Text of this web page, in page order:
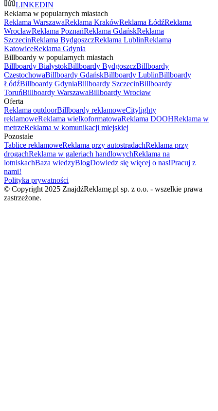
LINKEDIN
Reklama w popularnych miastach
Reklama WarszawaReklama KrakówReklama ŁódźReklama
WrocławReklama PoznańReklama GdańskReklama
SzczecinReklama BydgoszczReklama LublinReklama
KatowiceReklama Gdynia
Billboardy w popularnych miastach
Billboardy BiałystokBillboardy BydgoszczBillboardy
CzęstochowaBillboardy GdańskBillboardy LublinBillboardy
ŁódźBillboardy GdyniaBillboardy SzczecinBillboardy
ToruńBillboardy WarszawaBillboardy Wrocław
Oferta
Reklama outdoorBillboardy reklamoweCitylighty
reklamoweReklama wielkoformatowaReklama DOOHReklama w
metrzeReklama w komunikacji miejskiej
Pozostałe
Tablice reklamoweReklama przy autostradachReklama przy
drogachReklama w galeriach handlowychReklama na
lotniskachBaza wiedzyBlogDowiedz się więcej o nas!Pracuj z
nami!
Polityka prywatności
© Copyright 2025 ZnajdźReklamę.pl sp. z o.o. - wszelkie prawa
zastrzeżone.